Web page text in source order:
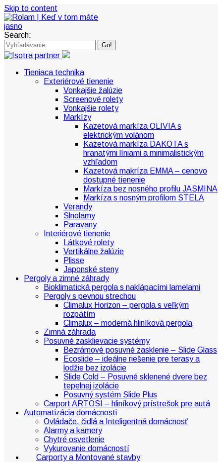
Skip to content
Search:
Tieniaca technika
Exteriérové tienenie
Vonkajšie žalúzie
Screenové rolety
Vonkajšie rolety
Markízy
Kazetová markíza OLIVIA s
elektrickým volánom
Kazetová markíza DAKOTA s
hranatými líniami a minimalistickým
vzhľadom
Kazetová makríza EMMA – cenovo
dostupné tienenie
Markíza bez nosného profilu JASMINA
Markíza s nosným profilom STELA
Verandy
Slnolamy
Paravany
Interiérové tienenie
Látkové rolety
Vertikálne žalúzie
Plisse
Japonské steny
Pergoly a zimné záhrady
Bioklimatická pergola s naklápacími lamelami
Pergoly s pevnou strechou
Climalux Horizon – pergola s veľkým
rozpätím
Climalux – moderná hliníková pergola
Zimná záhrada
Posuvné zasklievacie systémy
Bezrámové posuvné zasklenie – Slide Glass
Ecoslide – ideálne riešenie pre terasy a
lodžie bez izolácie
Slide Cold – Posuvné sklenené dvere bez
tepelnej izolácie
Posuvný systém Slide Plus
Carport ARTOSI – hliníkový prístrešok pre autá
Automatizácia domácnosti
Ovládače, čidlá a Inteligentná domácnosť
Alarmy a kamery
Chytré osvetlenie
Vykurovanie domácností
Carporty a Montované stavby